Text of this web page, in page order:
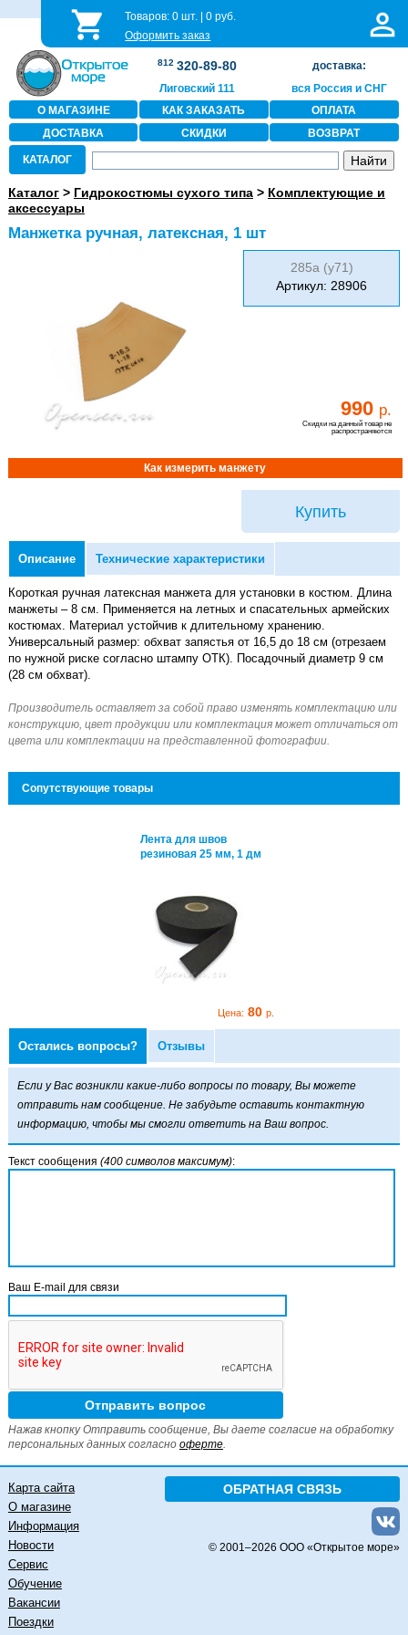
Товаров:0 шт. |0 руб.
Оформить заказ
812 320-89-80
Лиговский 111
доставка:
вся Россия и СНГ
О МАГАЗИНЕ
КАК ЗАКАЗАТЬ
ОПЛАТА
ДОСТАВКА
СКИДКИ ВОЗВРАТ
КАТАЛОГ
Каталог> Гидрокостюмы сухого типа> Комплектующие и
аксессуары
Манжетка ручная, латексная, 1 шт
285а (у71)
Артикул: 28906
990 р.
Скидки на данный товар не
распространяются
Как измерить манжету
Купить
Описание Технические характеристики
Короткая ручная латексная манжета для установки в костюм. Длина
манжеты – 8 см. Применяется на летных и спасательных армейских
костюмах. Материал устойчив к длительному хранению.
Универсальный размер: обхват запястья от 16,5 до 18 см (отрезаем
по нужной риске согласно штампу ОТК). Посадочный диаметр 9 см
(28 см обхват).
Сопутствующие товары
Лента для швов
резиновая 25 мм, 1 дм
Цена: 80 р.
для швов
25 мм, 1 дм
Остались вопросы? Отзывы
Если у Вас возникли какие-либо вопросы по товару, Вы можете
отправить нам сообщение. Не забудьте оставить контактную
информацию, чтобы мы смогли ответить на Ваш вопрос.
Текст сообщения (400 символов максимум):
Ваш E-mail для связи
Нажав кнопку Отправить сообщение, Вы даете согласие на обработку
персональных данных согласно оферте.
ОБРАТНАЯ СВЯЗЬ
© 2001–2026 ООО «Открытое море»
Карта сайта
О магазине
Информация
Новости
Сервис
Обучение
Вакансии
Поездки